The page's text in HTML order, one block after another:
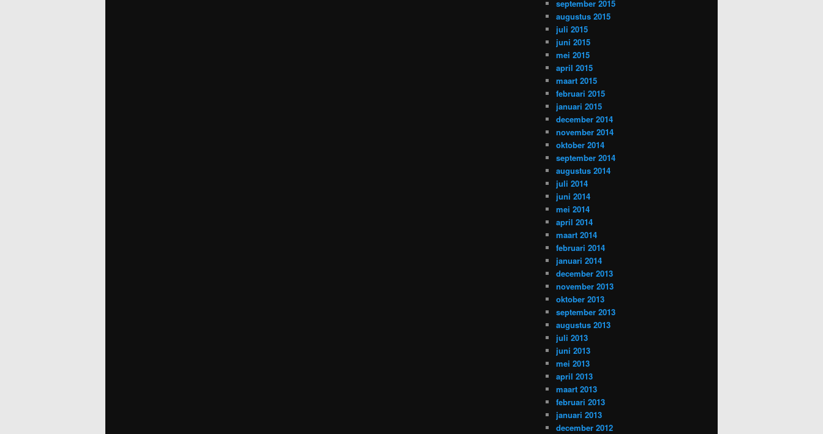
september 2015
augustus 2015
juli 2015
juni 2015
mei 2015
april 2015
maart 2015
februari 2015
januari 2015
december 2014
november 2014
oktober 2014
september 2014
augustus 2014
juli 2014
juni 2014
mei 2014
april 2014
maart 2014
februari 2014
januari 2014
december 2013
november 2013
oktober 2013
september 2013
augustus 2013
juli 2013
juni 2013
mei 2013
april 2013
maart 2013
februari 2013
januari 2013
december 2012